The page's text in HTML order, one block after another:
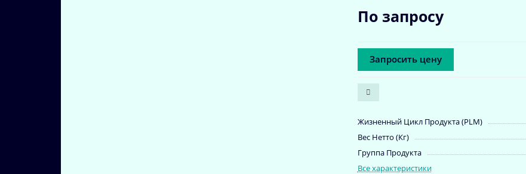
По запросу
Запросить цену
Жизненный Цикл Продукта (PLM)
Вес Нетто (Кг)
Группа Продукта
Все характеристики